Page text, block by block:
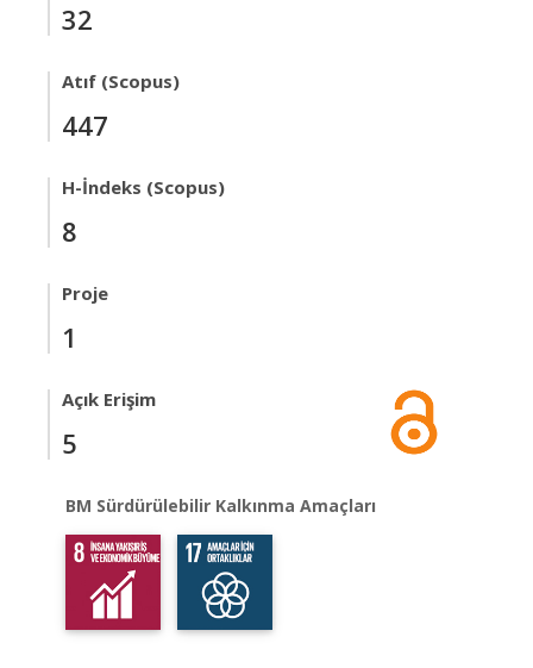
32
Atıf (Scopus)
447
H-İndeks (Scopus)
8
Proje
1
Açık Erişim
5
BM Sürdürülebilir Kalkınma Amaçları